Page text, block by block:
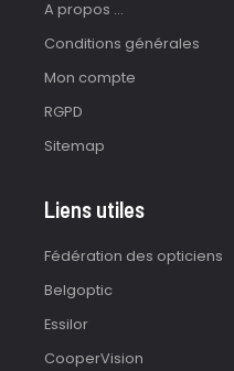
A propos ...
Conditions générales
Mon compte
RGPD
Sitemap
Liens utiles
Fédération des opticiens
Belgoptic
Essilor
CooperVision